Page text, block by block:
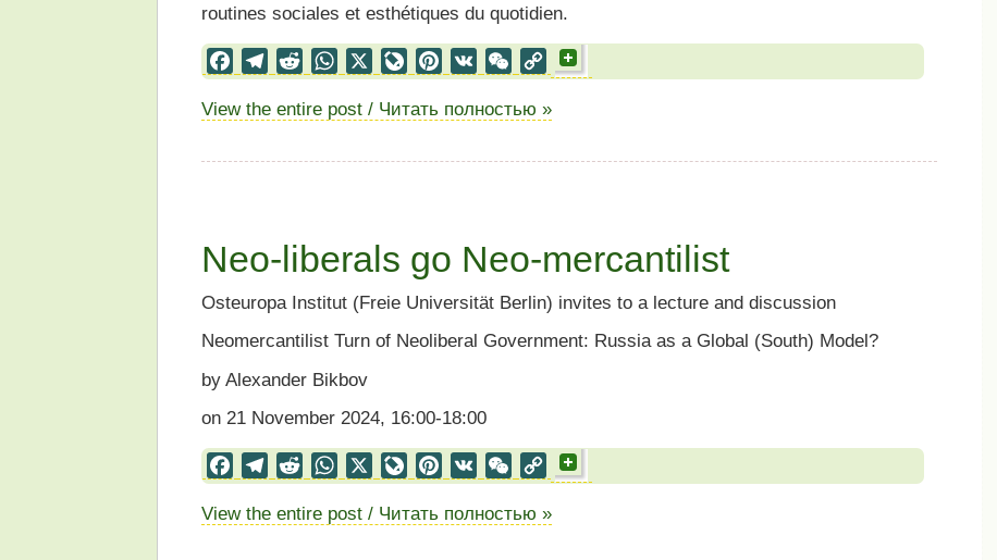
routines sociales et esthétiques du quotidien.
FacebookTelegramRedditWhatsApp LiveJournal
Pinterest
VK WeChat
Copy
View the entire post / Читать полностью »
Neo-liberals go Neo-mercantilist
Osteuropa Institut (Freie Universität Berlin) invites to a lecture and discussion
Neomercantilist Turn of Neoliberal Government: Russia as a Global (South) Model?
by Alexander Bikbov
on 21 November 2024, 16:00-18:00
FacebookTelegramRedditWhatsApp LiveJournal
Pinterest
VK WeChat
Copy
View the entire post / Читать полностью »